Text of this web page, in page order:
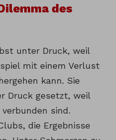
des
unter Druck, weil
mit einem Verlust
kann. Sie
Druck gesetzt, weil
sind.
die Ergebnisse